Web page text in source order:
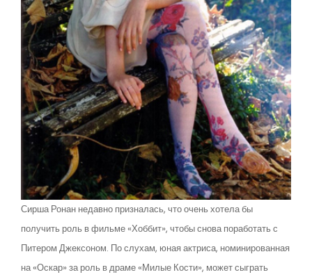
Сирша Ронан недавно призналась, что очень хотела бы
получить роль в фильме «Хоббит», чтобы снова поработать с
Питером Джексоном. По слухам, юная актриса, номинированная
на «Оскар» за роль в драме «Милые Кости», может сыграть